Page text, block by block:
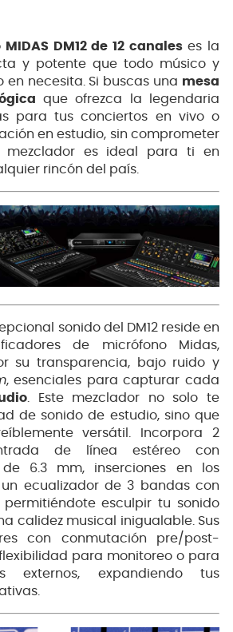
DM12 de 12 canaleses la
y potente que todo músico y
en necesita. Si buscas una mesa
que ofrezca la legendaria
para tus conciertos en vivo o
en estudio, sin comprometer
mezclador es ideal para ti en
rincón del país.
sonido del DM12 reside en
de micrófono Midas,
su transparencia, bajo ruido y
, esenciales para capturar cada
.
Este mezclador no solo te
de sonido de estudio, sino que
versátil.
Incorpora 2
de línea estéreo con
de 6.3 mm, inserciones en los
ecualizador de 3 bandas con
permitiéndote esculpir tu sonido
calidez musical inigualable. Sus
con conmutación pre/post-
para monitoreo o para
externos, expandiendo tus